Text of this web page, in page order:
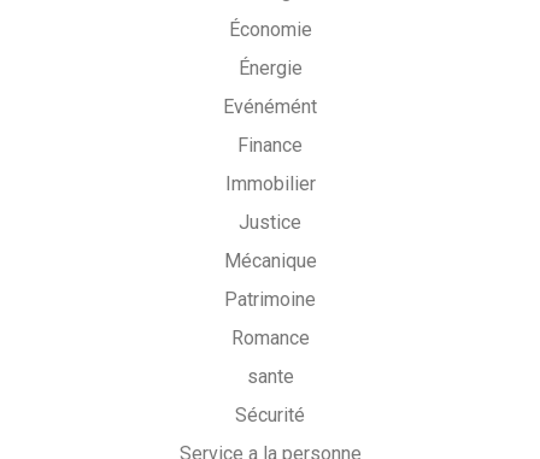
Économie
Énergie
Evénémént
Finance
Immobilier
Justice
Mécanique
Patrimoine
Romance
sante
Sécurité
Service a la personne